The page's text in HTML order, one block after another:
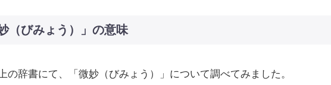
（びみょう）」の意味
の辞書にて、「微妙（びみょう）」について調べてみました。